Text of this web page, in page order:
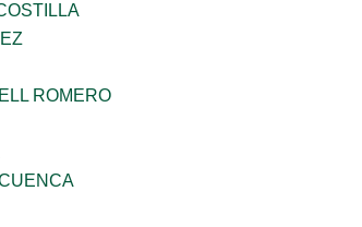
ROMERO